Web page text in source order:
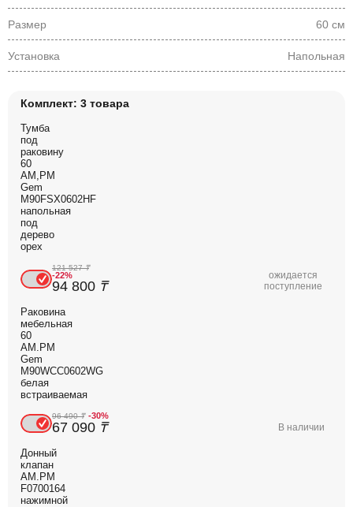
Размер 60 см
Установка Напольная
Комплект: 3 товара
Тумба
под
раковину
60
AM,PM
Gem
M90FSX0602HF
напольная
под
дерево
орех
ожидается
поступление
121 527₸
-22%
94 800 ₸
Раковина
мебельная
60
AM.PM
Gem
M90WCC0602WG
белая
встраиваемая
В наличии
96 490₸ -30%
67 090 ₸
Донный
клапан
AM.PM
F0700164
нажимной